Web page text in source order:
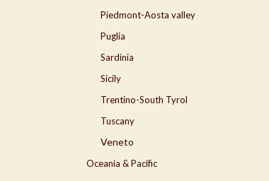
Piedmont-Aosta valley
Puglia
Sardinia
Sicily
Trentino-South Tyrol
Tuscany
Veneto
Oceania & Pacific